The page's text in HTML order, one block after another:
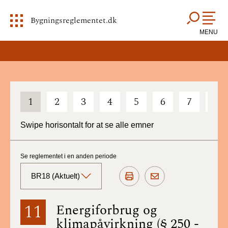
Bygningsreglementet.dk
MENU
1 2 3 4 5 6 7
Swipe horisontalt for at se alle emner
11 Energiforbrug og
klimapåvirkning (§ 250 -
Se reglementet i en anden periode
BR18 (Aktuelt)
BR18 (Aktuelt)